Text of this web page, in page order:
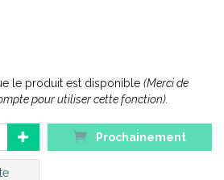
2.0 BOUTEILLE
: 500 ml
le produit est disponible (Merci de
pour utiliser cette fonction).
Prochainement